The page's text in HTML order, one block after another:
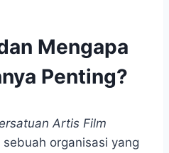
Mengapa
Penting?
Artis Film
sebuah organisasi yang